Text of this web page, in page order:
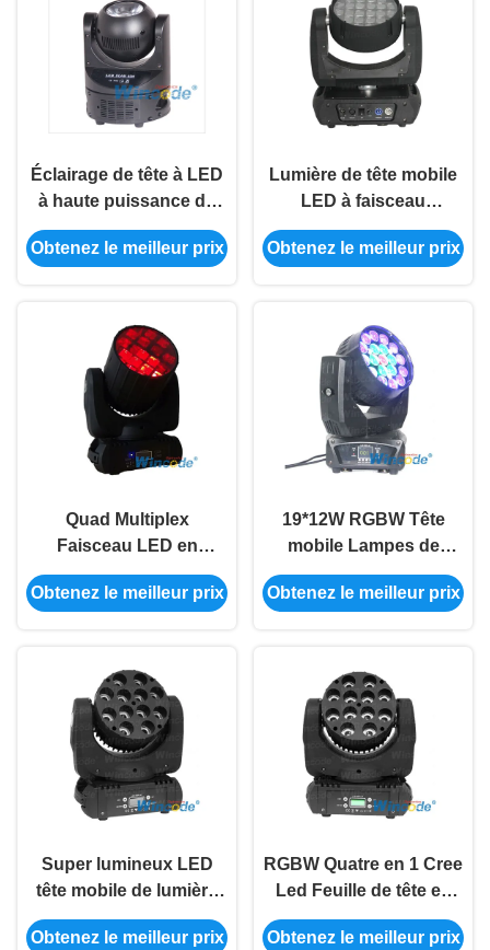
Éclairage de tête à LED
à haute puissance de
60w RGBW Quatre en 1
Éclairage LED pour
Obtenez le meilleur prix
Lumière de tête mobile
LED à faisceau
exceptionnel LM3012 24
* 12W mélange de
Obtenez le meilleur prix
Quad Multiplex
Faisceau LED en
mouvement de la tête
de lumière 12pcs * 12W
Obtenez le meilleur prix
19*12W RGBW Tête
mobile Lampes de
scène LED, LED Laver
Tête mobile Zoom 8 - 50
Obtenez le meilleur prix
Super lumineux LED
tête mobile de lumière
pour les spectacles de
scène 12 * 10W CREE
Obtenez le meilleur prix
RGBW Quatre en 1 Cree
Led Feuille de tête en
mouvement Lumière
réglable Strobe Pour DJ
Obtenez le meilleur prix